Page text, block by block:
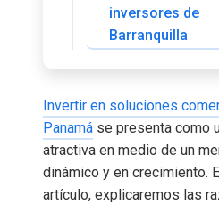
inversores de
Barranquilla
Invertir en soluciones
Panamá se presenta como
atractiva en medio de un
dinámico y en crecimiento.
artículo, explicaremos las